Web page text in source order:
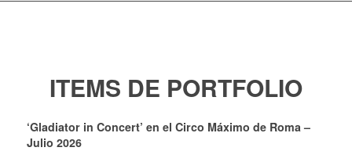
ITEMS DE PORTFOLIO
‘Gladiator in Concert’ en el Circo Máximo de Roma –
Julio 2026